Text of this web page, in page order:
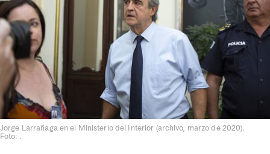
Jorge Larrañaga en el Ministerio del Interior (archivo, marzo de 2020).
Foto: .